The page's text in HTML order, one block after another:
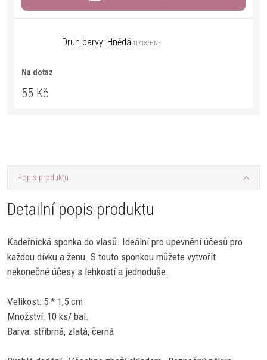
Druh barvy: Hnědá 41718/HNE
Na dotaz
55 Kč
Popis produktu
Detailní popis produktu
Kadeřnická sponka do vlasů. Ideální pro upevnění účesů pro
každou dívku a ženu. S touto sponkou můžete vytvořit
nekonečné účesy s lehkostí a jednoduše.
Velikost: 5 * 1,5 cm
Množství: 10 ks/ bal.
Barva: stříbrná, zlatá, černá